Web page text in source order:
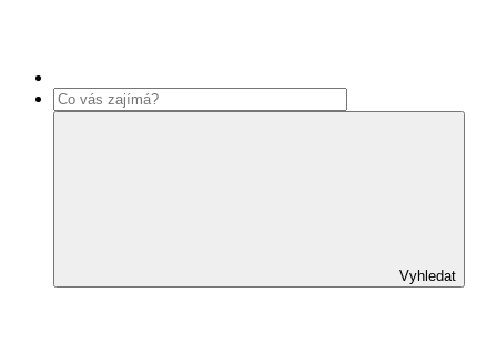
Vyhledat